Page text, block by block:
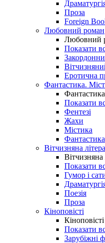
Проза
Foreign
Любовний роман
Любовний
Показати
Еротична
Фантастика.
Показати
Фентезі
Жахи
Містика
Фантастика
Вітчизняна
Вітчизняна
Показати
Гумор і
Поезія
Проза
Кіноповісті
Кіноповісті
Показати
Зарубіжні